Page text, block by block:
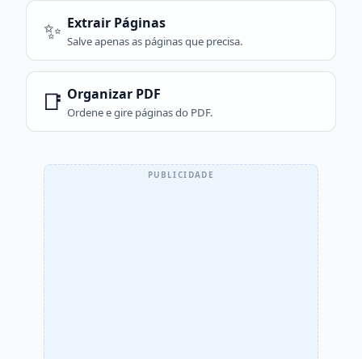
✨ Extrair Páginas
Salve apenas as páginas que precisa.
📑 Organizar PDF
Ordene e gire páginas do PDF.